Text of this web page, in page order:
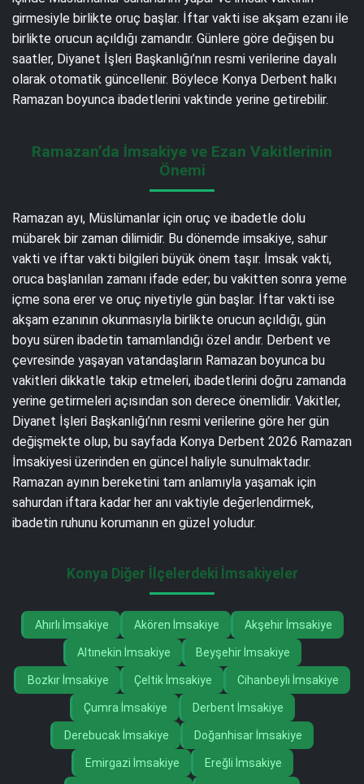
girmesiyle birlikte oruç başlar. İftar vakti ise akşam ezanı ile
birlikte orucun açıldığı zamandır. Günlere göre değişen bu
saatler, Diyanet İşleri Başkanlığı’nın resmi verilerine dayalı
olarak otomatik güncellenir. Böylece Konya Derbent halkı
Ramazan boyunca ibadetlerini vaktinde yerine getirebilir.
Ramazan’da İmsakiye ve Ezan Vakitlerinin
Önemi
Ramazan ayı, Müslümanlar için oruç ve ibadetle dolu
mübarek bir zaman dilimidir. Bu dönemde imsakiye, sahur
vakti ve iftar vakti bilgileri büyük önem taşır. İmsak vakti,
oruca başlanılan zamanı ifade eder; bu vakitten sonra yeme
içme sona erer ve oruç niyetiyle gün başlar. İftar vakti ise
akşam ezanının okunmasıyla birlikte orucun açıldığı, gün
boyu süren ibadetin tamamlandığı özel andır. Derbent ve
çevresinde yaşayan vatandaşların Ramazan boyunca bu
vakitleri dikkatle takip etmeleri, ibadetlerini doğru zamanda
yerine getirmeleri açısından son derece önemlidir. Vakitler,
Diyanet İşleri Başkanlığı’nın resmi verilerine göre her gün
değişmekte olup, bu sayfada Konya Derbent 2026 Ramazan
İmsakiyesi üzerinden en güncel haliyle sunulmaktadır.
Ramazan ayının bereketini tam anlamıyla yaşamak için
sahurdan iftara kadar her anı vaktiyle değerlendirmek,
ibadetin ruhunu korumanın en güzel yoludur.
Konya Diğer İlçelerdeki İmsakiyeler
Ahırlı İmsakiye Akören İmsakiye Akşehir İmsakiye
Altınekin İmsakiye Beyşehir İmsakiye
Bozkır İmsakiye Çeltik İmsakiye Cihanbeyli İmsakiye
Çumra İmsakiye Derbent İmsakiye
Derebucak İmsakiye Doğanhisar İmsakiye
Emirgazi İmsakiye Ereğli İmsakiye